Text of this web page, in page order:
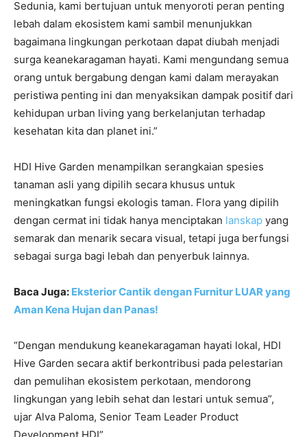
Sedunia, kami bertujuan untuk menyoroti peran penting
lebah dalam ekosistem kami sambil menunjukkan
bagaimana lingkungan perkotaan dapat diubah menjadi
surga keanekaragaman hayati. Kami mengundang semua
orang untuk bergabung dengan kami dalam merayakan
peristiwa penting ini dan menyaksikan dampak positif dari
kehidupan urban living yang berkelanjutan terhadap
kesehatan kita dan planet ini.”
HDI Hive Garden menampilkan serangkaian spesies
tanaman asli yang dipilih secara khusus untuk
meningkatkan fungsi ekologis taman. Flora yang dipilih
dengan cermat ini tidak hanya menciptakan lanskap yang
semarak dan menarik secara visual, tetapi juga berfungsi
sebagai surga bagi lebah dan penyerbuk lainnya.
Baca Juga: Eksterior Cantik dengan Furnitur LUAR yang
Aman Kena Hujan dan Panas!
“Dengan mendukung keanekaragaman hayati lokal, HDI
Hive Garden secara aktif berkontribusi pada pelestarian
dan pemulihan ekosistem perkotaan, mendorong
lingkungan yang lebih sehat dan lestari untuk semua”,
ujar Alva Paloma, Senior Team Leader Product